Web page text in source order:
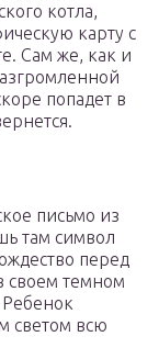
котла,
карту с
Сам же, как и
попадет в
письмо из
там символ
перед
своем темном
светом всю